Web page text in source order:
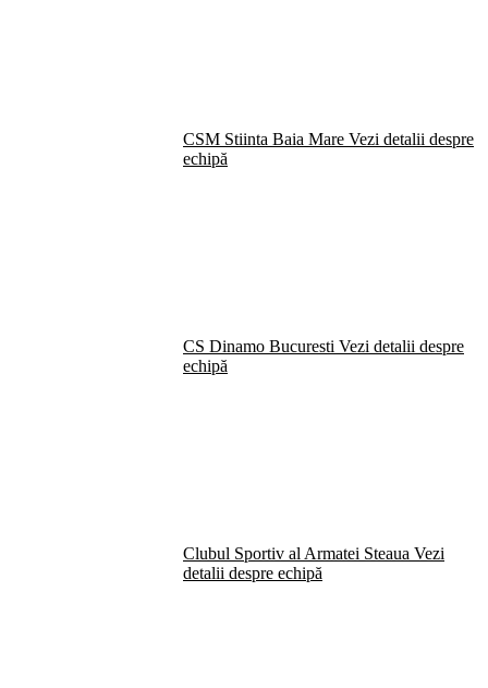
CSM Stiinta Baia Mare Vezi detalii despre
echipă
CS Dinamo Bucuresti Vezi detalii despre
echipă
Clubul Sportiv al Armatei Steaua Vezi
detalii despre echipă